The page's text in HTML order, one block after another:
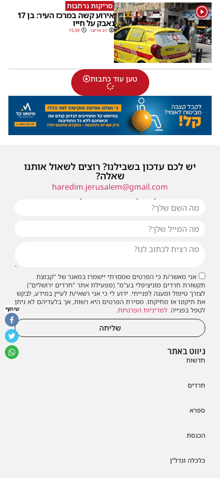
1 סריקות נרחבות
אירוע קשה במרכז העיר: בן 17
נאבק על חייו
דב אייזנר 15:39
טען עוד כתבות
ניווט באתר
חדשות
חרדים
ספרא
הכנסת
כלכלה ונדל"ן
יש לכם עדכון בשבילנו? רוצים לשאול אותנו
שאלה?
haredim.jerusalem@gmail.com
או שילחו אלינו פנייה ונחזור אליכם בהקדם
אני מאשר/ת כי הפרטים שמסרתי יישמרו במאגר של "קבוצת
תקשורת חרדים מוניציפלי בע"מ" (מפעילת אתר "חרדים ירושלים")
לצורך טיפול ומענה לפנייתי. ידוע לי כי אני רשאי/ת לעיין במידע, לבקש
את תיקונו או מחיקתו. מסירת הפרטים היא רשות, אך בלעדיהם לא ניתן
לטפל בפנייה. למדיניות הפרטיות.
שליחה
שיתוף